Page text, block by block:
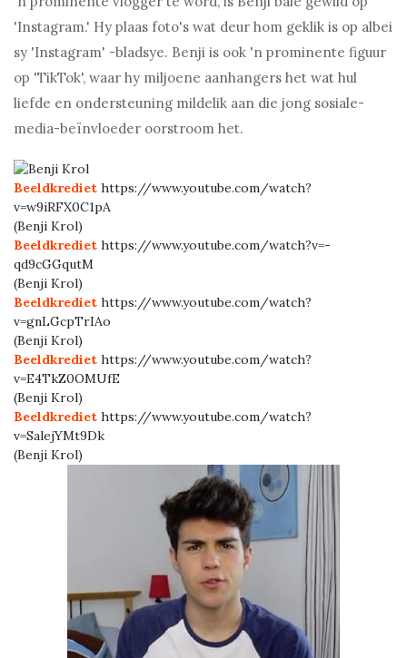
'Instagram.' Hy plaas foto's wat deur hom geklik is op albei
sy 'Instagram' -bladsye. Benji is ook 'n prominente figuur
op 'TikTok', waar hy miljoene aanhangers het wat hul
liefde en ondersteuning mildelik aan die jong sosiale-
media-beïnvloeder oorstroom het.
Beeldkrediet https://www.youtube.com/watch?
v=w9iRFX0C1pA
(Benji Krol)
Beeldkrediet https://www.youtube.com/watch?v=-
qd9cGGqutM
(Benji Krol)
Beeldkrediet https://www.youtube.com/watch?
v=gnLGcpTrIAo
(Benji Krol)
Beeldkrediet https://www.youtube.com/watch?
v=E4TkZ0OMUfE
(Benji Krol)
Beeldkrediet https://www.youtube.com/watch?
v=SalejYMt9Dk
(Benji Krol)